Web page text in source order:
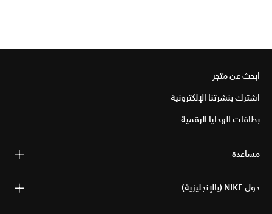
ابحث عن متجر
اشترك بنشرتنا الإلكترونية
بطاقات الهدايا الرقمية
مساعدة
حول NIKE (بالإنجليزية)